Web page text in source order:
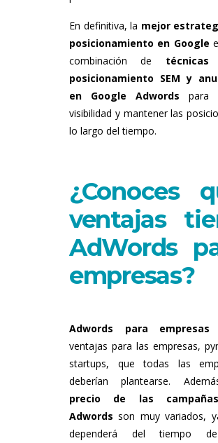
En definitiva, la mejor
posicionamiento en Google
combinación de técnicas
posicionamiento SEM y
en Google Adwords para
visibilidad y mantener las
lo largo del tiempo.
¿Conoces
ventajas
AdWords
empresas?
Adwords para empresas
ventajas para las empresas,
startups, que todas las
deberían plantearse.
precio de las
Adwords son muy variados,
dependerá del tiempo